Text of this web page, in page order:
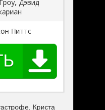
Дэвид
Питтс
Криста